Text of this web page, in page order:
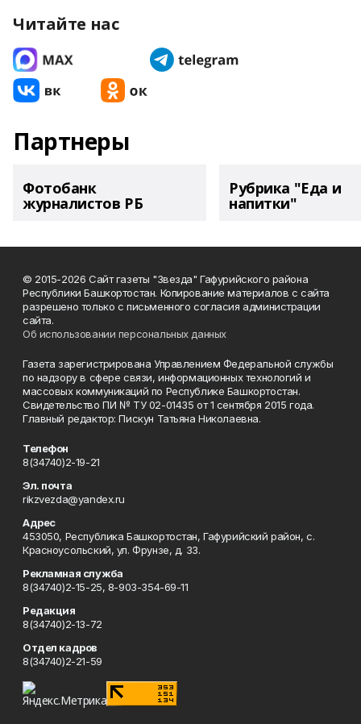
Читайте нас
Партнеры
Фотобанк
журналистов РБ
Рубрика "Еда и
напитки"
© 2015-2026 Сайт газеты "Звезда" Гафурийского района
Республики Башкортостан. Копирование материалов с сайта
разрешено только с письменного согласия администрации
сайта.
Об использовании персональных данных
Газета зарегистрирована Управлением Федеральной службы
по надзору в сфере связи, информационных технологий и
массовых коммуникаций по Республике Башкортостан.
Свидетельство ПИ № ТУ 02-01435 от 1 сентября 2015 года.
Главный редактор: Пискун Татьяна Николаевна.
Телефон
8(34740)2-19-21
Эл. почта
rikzvezda@yandex.ru
Адрес
453050, Республика Башкортостан, Гафурийский район, с.
Красноусольский, ул. Фрунзе, д. 33.
Рекламная служба
8(34740)2-15-25, 8-903-354-69-11
Редакция
8(34740)2-13-72
Отдел кадров
8(34740)2-21-59